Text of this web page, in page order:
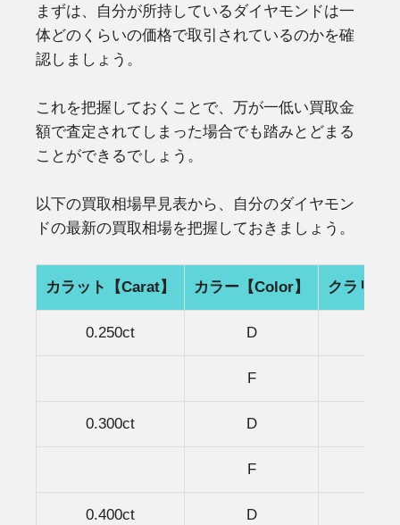
まずは、自分が所持しているダイヤモンドは一
体どのくらいの価格で取引されているのかを確
認しましょう。
これを把握しておくことで、万が一低い買取金
額で査定されてしまった場合でも踏みとどまる
ことができるでしょう。
以下の買取相場早見表から、自分のダイヤモン
ドの最新の買取相場を把握しておきましょう。
カラット【Carat】 カラー【Color】 クラリテ
0.250ct D
F
0.300ct D
F
0.400ct D